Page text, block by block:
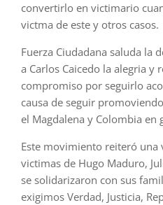
convertirlo en victimario
victma de este y otros casos.
Fuerza Ciudadana saluda la
a Carlos Caicedo la alegria
compromiso por seguirlo
causa de seguir
el Magdalena y Colombia en
Este movimiento reiteró una
victimas de Hugo Maduro,
se solidarizaron con sus
exigimos Verdad, Justicia,